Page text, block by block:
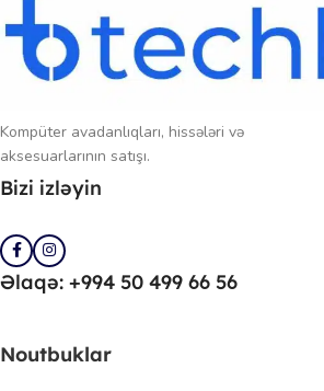
Kompüter avadanlıqları, hissələri və
aksesuarlarının satışı.
Bizi izləyin
Əlaqə: +994 50 499 66 56
Noutbuklar